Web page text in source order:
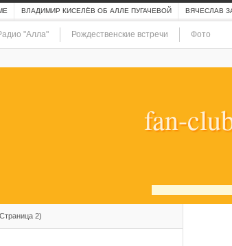
fan-
ВЛАДИМИР КИСЕЛЁВ ОБ АЛЛЕ ПУГАЧЕВОЙ ВЯЧЕСЛАВ
"Алла" Рождественские встречи Фото
2)